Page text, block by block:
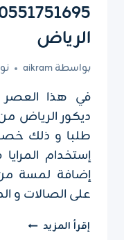
ديكور
بورد
النوم
بالرياض
الرياض
بواسطةaikram
في هذا العصر
ديكور الرياض
طلبا و ذلك
إستخدام
إضافة لمسة من
على الصالات و
إقرأ المزيد تركيب